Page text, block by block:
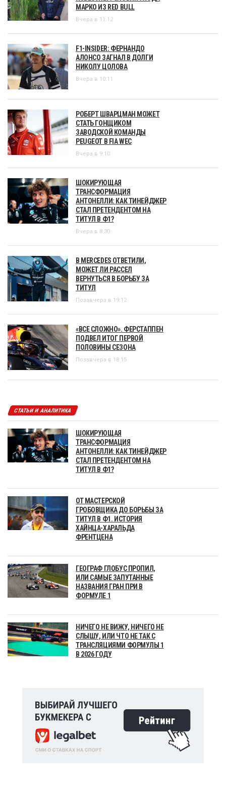
МАРКО ИЗ RED BULL
Вчера в 11:12
F1-INSIDER: ФЕРНАНДО
АЛОНСО ЗАГНАЛ В ДОЛГИ
НИКОЛУ ЦОЛОВА
Вчера в 10:11
РОБЕРТ ШВАРЦМАН МОЖЕТ
СТАТЬ ГОНЩИКОМ
ЗАВОДСКОЙ КОМАНДЫ
PEUGEOT В FIA WEC
Вчера в 9:10
ШОКИРУЮЩАЯ
ТРАНСФОРМАЦИЯ
АНТОНЕЛЛИ: КАК ТИНЕЙДЖЕР
СТАЛ ПРЕТЕНДЕНТОМ НА
ТИТУЛ В Ф1?
Вчера в 8:30
В MERCEDES ОТВЕТИЛИ,
МОЖЕТ ЛИ РАССЕЛ
ВЕРНУТЬСЯ В БОРЬБУ ЗА
ТИТУЛ
Позавчера в 19:12
«ВСЕ СЛОЖНО». ФЕРСТАППЕН
ПОДВЕЛ ИТОГ ПЕРВОЙ
ПОЛОВИНЫ СЕЗОНА
Позавчера в 18:15
СТАТЬИ И АНАЛИТИКА
ШОКИРУЮЩАЯ
ТРАНСФОРМАЦИЯ
АНТОНЕЛЛИ: КАК ТИНЕЙДЖЕР
СТАЛ ПРЕТЕНДЕНТОМ НА
ТИТУЛ В Ф1?
ОТ МАСТЕРСКОЙ
ГРОБОВЩИКА ДО БОРЬБЫ ЗА
ТИТУЛ В Ф1. ИСТОРИЯ
ХАЙНЦА-ХАРАЛЬДА
ФРЕНТЦЕНА
ГЕОГРАФ ГЛОБУС ПРОПИЛ,
ИЛИ САМЫЕ ЗАПУТАННЫЕ
НАЗВАНИЯ ГРАН ПРИ В
ФОРМУЛЕ 1
НИЧЕГО НЕ ВИЖУ, НИЧЕГО НЕ
СЛЫШУ, ИЛИ ЧТО НЕ ТАК С
ТРАНСЛЯЦИЯМИ ФОРМУЛЫ 1
В 2026 ГОДУ